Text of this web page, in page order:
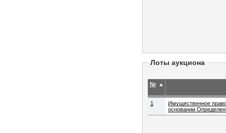
Лоты аукциона
№ ▲
1
Имущественное право требования к должнику Вострецову Руслану Сергеевичу (ИНН
основании